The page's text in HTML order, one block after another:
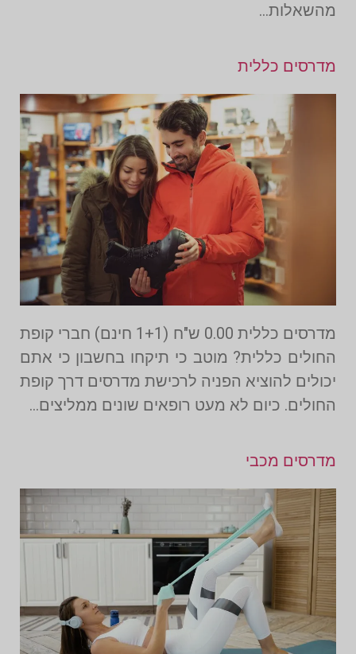
מהשאלות…
מדרסים כללית
מדרסים כללית 0.00 ש"ח (1+1 חינם) חברי קופת
החולים כללית? מוטב כי תיקחו בחשבון כי אתם
יכולים להוציא הפניה לרכישת מדרסים דרך קופת
החולים. כיום לא מעט רופאים שונים ממליצים…
מדרסים מכבי